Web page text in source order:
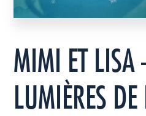
MIMI ET LISA
LUMIÈRES